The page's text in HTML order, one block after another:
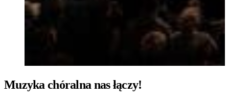
Muzyka chóralna nas łączy!